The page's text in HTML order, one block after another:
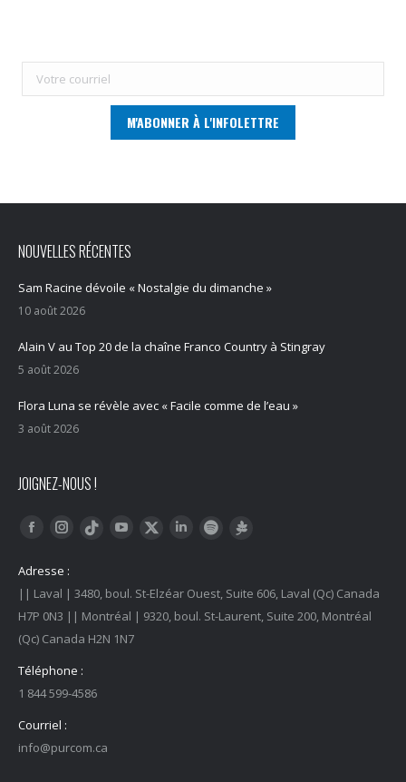
NOUVELLES RÉCENTES
Sam Racine dévoile « Nostalgie du dimanche »
10 août 2026
Alain V au Top 20 de la chaîne Franco Country à Stingray
5 août 2026
Flora Luna se révèle avec « Facile comme de l’eau »
3 août 2026
JOIGNEZ-NOUS !
Trouvez nous sur :
FacebookInstagram
Tiktok YouTubeTwitter LinkedInSpotify
Adresse :
|| Laval | 3480, boul. St-Elzéar Ouest, Suite 606, Laval (Qc) Canada
H7P 0N3 || Montréal | 9320, boul. St-Laurent, Suite 200, Montréal
(Qc) Canada H2N 1N7
Téléphone :
1 844 599-4586
Courriel :
info@purcom.ca